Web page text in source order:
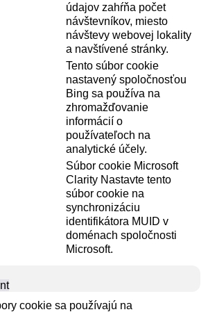
údajov zahŕňa počet
návštevníkov, miesto
návštevy webovej lokality
a navštívené stránky.
Tento súbor cookie
nastavený spoločnosťou
Bing sa používa na
zhromažďovanie
informácií o
používateľoch na
analytické účely.
Súbor cookie Microsoft
Clarity Nastavte tento
súbor cookie na
synchronizáciu
identifikátora MUID v
doménach spoločnosti
Microsoft.
cookie sa používajú na